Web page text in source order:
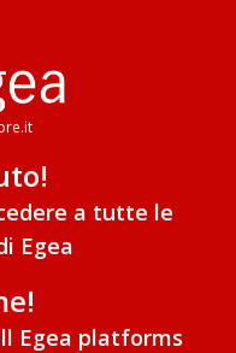
a tutte le
Egea
Egea platforms